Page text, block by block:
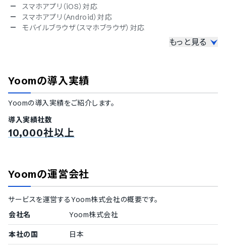
スマホアプリ（iOS）対応
スマホアプリ（Android）対応
モバイルブラウザ（スマホブラウザ）対応
冗長化
通信の暗号化
IP制限
二要素認証・二段階認証
シングルサインオン
対応言語
フランス語
もっと見る
Yoomの導入実績
Yoomの導入実績をご紹介します。
導入実績社数
10,000社以上
Yoomの運営会社
サービスを運営するYoom株式会社の概要です。
会社名
Yoom株式会社
本社の国 日本